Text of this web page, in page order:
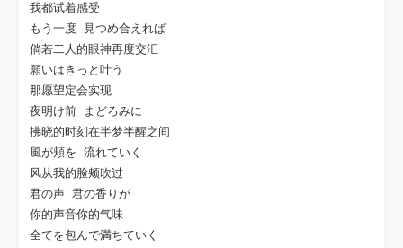
我都试着感受
もう一度 見つめ合えれば
倘若二人的眼神再度交汇
願いはきっと叶う
那愿望定会实现
夜明け前 まどろみに
拂晓的时刻在半梦半醒之间
風が頬を 流れていく
风从我的脸颊吹过
君の声 君の香りが
你的声音你的气味
全てを包んで満ちていく